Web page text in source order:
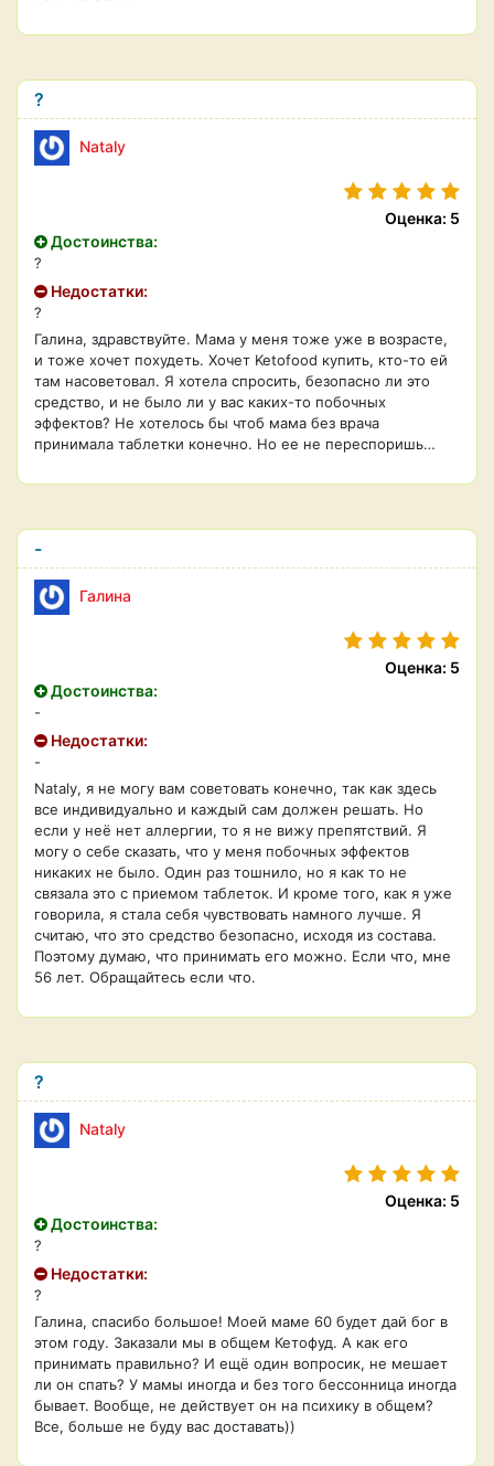
?
Nataly
Оценка: 5
Достоинства:
?
Недостатки:
?
Галина, здравствуйте. Мама у меня тоже уже в возрасте,
и тоже хочет похудеть. Хочет Ketofood купить, кто-то ей
там насоветовал. Я хотела спросить, безопасно ли это
средство, и не было ли у вас каких-то побочных
эффектов? Не хотелось бы чтоб мама без врача
принимала таблетки конечно. Но ее не переспоришь…
-
Галина
Оценка: 5
Достоинства:
-
Недостатки:
-
Nataly, я не могу вам советовать конечно, так как здесь
все индивидуально и каждый сам должен решать. Но
если у неё нет аллергии, то я не вижу препятствий. Я
могу о себе сказать, что у меня побочных эффектов
никаких не было. Один раз тошнило, но я как то не
связала это с приемом таблеток. И кроме того, как я уже
говорила, я стала себя чувствовать намного лучше. Я
считаю, что это средство безопасно, исходя из состава.
Поэтому думаю, что принимать его можно. Если что, мне
56 лет. Обращайтесь если что.
?
Nataly
Оценка: 5
Достоинства:
?
Недостатки:
?
Галина, спасибо большое! Моей маме 60 будет дай бог в
этом году. Заказали мы в общем Кетофуд. А как его
принимать правильно? И ещё один вопросик, не мешает
ли он спать? У мамы иногда и без того бессонница иногда
бывает. Вообще, не действует он на психику в общем?
Все, больше не буду вас доставать))